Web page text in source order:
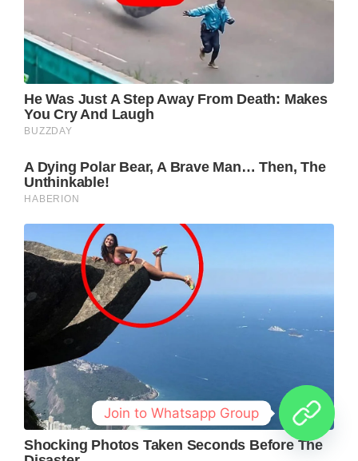
Join to Whatsapp Group